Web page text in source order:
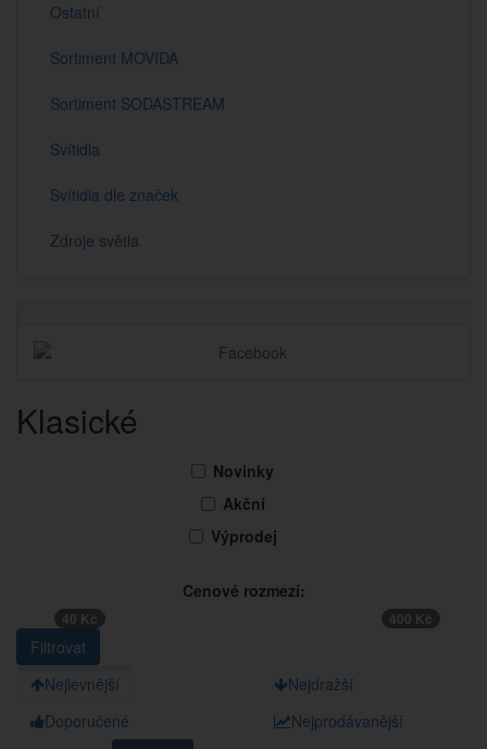
Ostatní
Sortiment MOVIDA
Sortiment SODASTREAM
Svítidla
Svítidla dle značek
Zdroje světla
Klasické
Novinky
Akční
Výprodej
Cenové rozmezí:
40 Kč 400 Kč
Nejlevnější
Nejdražší
Doporučené
Nejprodávanější